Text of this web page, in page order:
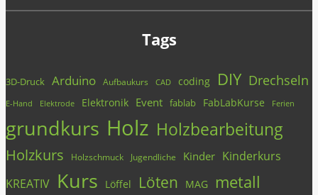
Tags
3D-Druck Arduino Aufbaukurs CAD coding DIY Drechseln
E-Hand Elektrode Elektronik Event fablab FabLabKurse Ferien
grundkurs Holz Holzbearbeitung
Holzkurs Holzschmuck Jugendliche Kinder Kinderkurs
KREATIV Kurs Löffel Löten MAG metall